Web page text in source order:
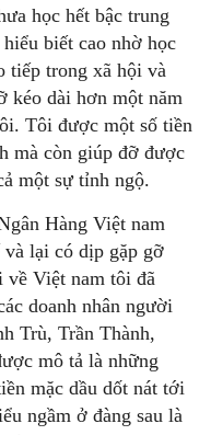
học hết bậc trung
biết cao nhờ học
tiếp trong xã hội và
kéo dài hơn một năm
Tôi được một số tiền
mà còn giúp đỡ được
một sự tỉnh ngộ.
Hàng Việt nam
lại có dịp gặp gỡ
về Việt nam tôi đã
doanh nhân người
Trù, Trần Thành,
mô tả là những
mặc dầu dốt nát tới
ngầm ở đàng sau là